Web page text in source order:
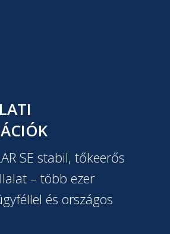
SE stabil, tőkeerős
– több ezer
és országos